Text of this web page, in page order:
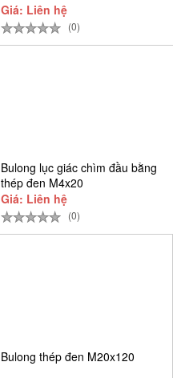
Giá: Liên hệ
(0)
Bulong lục giác chìm đầu bằng
thép đen M4x20
Giá: Liên hệ
(0)
Bulong thép đen M20x120